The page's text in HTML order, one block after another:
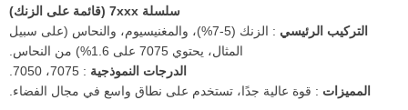
سلسلة 7xxx (قائمة على الزنك)
التركيب الرئيسي
: الزنك (5-7%)، والمغنيسيوم، والنحاس (على سبيل
المثال، يحتوي 7075 على 1.6%) من النحاس.
الدرجات النموذجية : 7075، 7050.
المميزات : قوة عالية جدًا، تستخدم على نطاق واسع في مجال الفضاء.